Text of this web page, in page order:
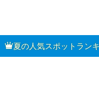
夏の人気スポットラン